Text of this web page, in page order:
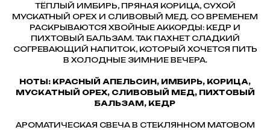
ТЁПЛЫЙ ИМБИРЬ, ПРЯНАЯ КОРИЦА, СУХОЙ
МУСКАТНЫЙ ОРЕХ И СЛИВОВЫЙ МЕД. СО ВРЕМЕНЕМ
РАСКРЫВАЮТСЯ ХВОЙНЫЕ АККОРДЫ: КЕДР И
ПИХТОВЫЙ БАЛЬЗАМ. ТАК ПАХНЕТ СЛАДКИЙ
СОГРЕВАЮЩИЙ НАПИТОК, КОТОРЫЙ ХОЧЕТСЯ ПИТЬ
В ХОЛОДНЫЕ ЗИМНИЕ ВЕЧЕРА.
НОТЫ: КРАСНЫЙ АПЕЛЬСИН, ИМБИРЬ, КОРИЦА,
МУСКАТНЫЙ ОРЕХ, СЛИВОВЫЙ МЕД, ПИХТОВЫЙ
БАЛЬЗАМ, КЕДР
АРОМАТИЧЕСКАЯ СВЕЧА В СТЕКЛЯННОМ МАТОВОМ